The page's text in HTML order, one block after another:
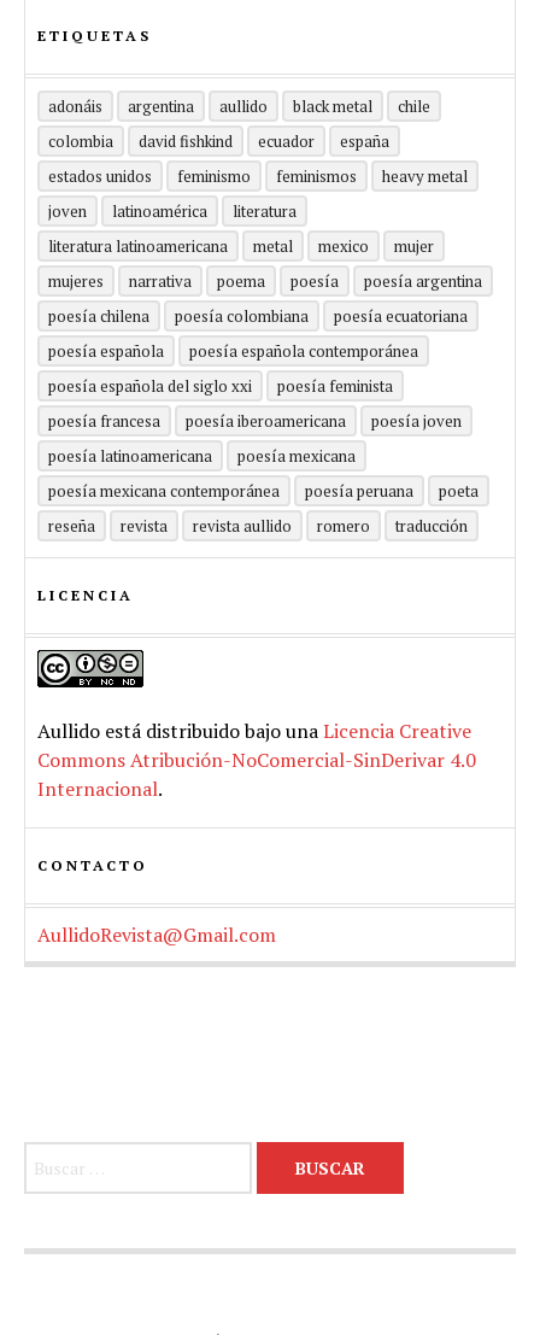
ETIQUETAS
adonáis argentina aullido black metal
chile
colombia
david fishkind ecuador
españa
estados unidos
feminismo feminismos
heavy metal
joven
latinoamérica
literatura
literatura latinoamericana
metal mexico
mujer
mujeres
narrativa poema poesía
poesía argentina
poesía chilena
poesía colombiana
poesía ecuatoriana
poesía española
poesía española contemporánea
poesía española del siglo xxi
poesía feminista
poesía francesa
poesía iberoamericana
poesía joven
poesía latinoamericana
poesía mexicana
poesía mexicana contemporánea
poesía peruana
poeta
reseña
revista revista aullido romero traducción
LICENCIA
Aullido está distribuido bajo unaLicencia Creative
Commons Atribución-NoComercial-SinDerivar 4.0
Internacional.
CONTACTO
AullidoRevista@Gmail.com